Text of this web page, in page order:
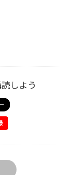
しよう